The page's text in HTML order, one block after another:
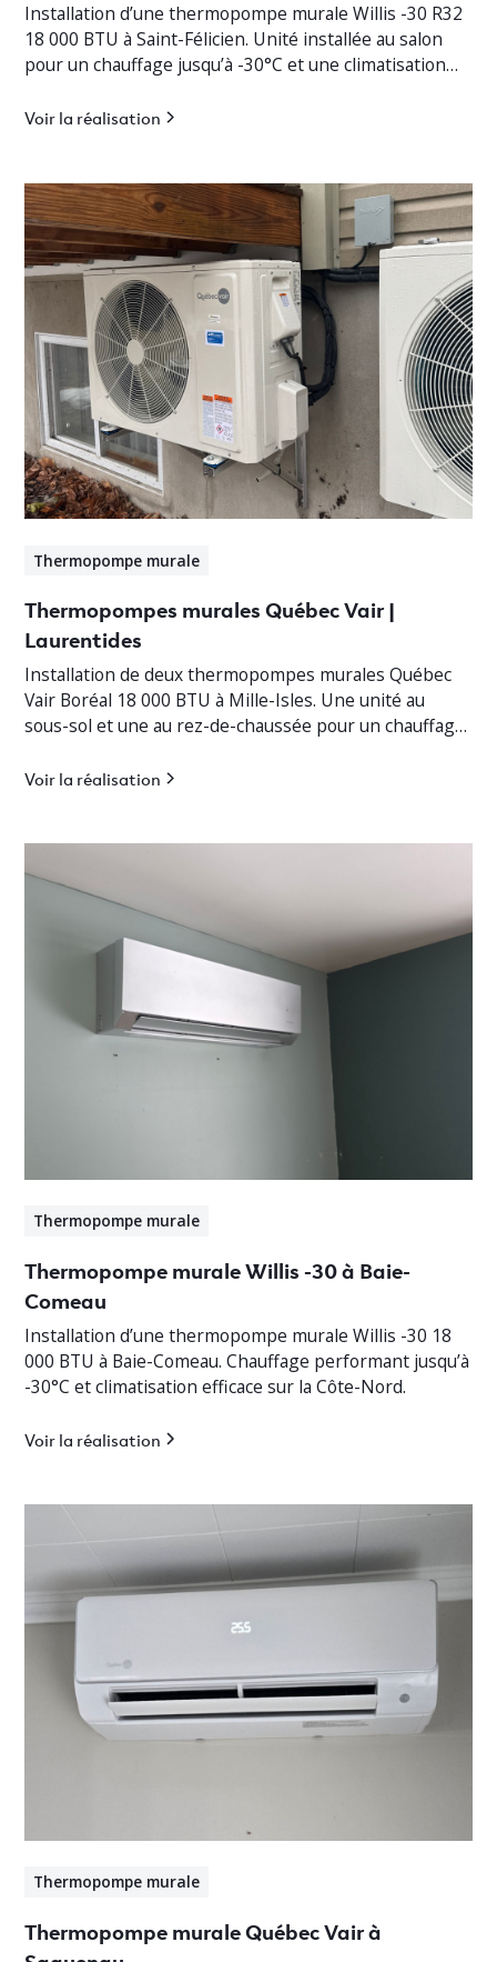
Installation d’une thermopompe murale Willis -30 R32
18 000 BTU à Saint-Félicien. Unité installée au salon
pour un chauffage jusqu’à -30°C et une climatisation
Voir la réalisation
Thermopompe murale
Thermopompes murales Québec Vair |
Laurentides
Installation de deux thermopompes murales Québec
Vair Boréal 18 000 BTU à Mille-Isles. Une unité au
sous-sol et une au rez-de-chaussée pour un chauffage
Voir la réalisation
Thermopompe murale
Thermopompe murale Willis -30 à Baie-
Comeau
Installation d’une thermopompe murale Willis -30 18
000 BTU à Baie-Comeau. Chauffage performant jusqu’à
-30°C et climatisation efficace sur la Côte-Nord.
Voir la réalisation
Thermopompe murale
Thermopompe murale Québec Vair à